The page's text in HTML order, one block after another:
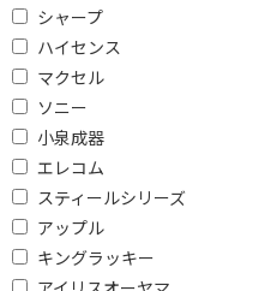
シャープ
ハイセンス
マクセル
ソニー
小泉成器
エレコム
スティールシリーズ
アップル
キングラッキー
ワイドFMで絞り込む
防水・防滴で絞り込む
防水・防滴対応